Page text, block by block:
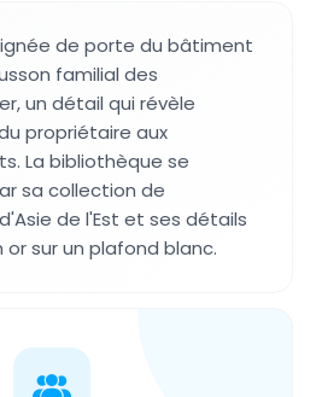
de porte du bâtiment
familial des
un détail qui révèle
propriétaire aux
La bibliothèque se
sa collection de
de l'Est et ses détails
sur un plafond blanc.